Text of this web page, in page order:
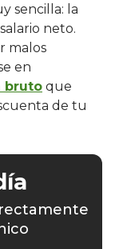
sencilla: la
neto.
malos
en
bruto que
de tu